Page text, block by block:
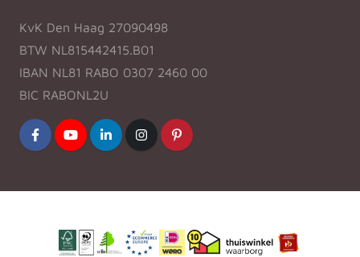
KvK Den Haag 27090498
BTW NL815442415.B01
IBAN NL81 RABO 0307 2460 00
BIC RABONL2U